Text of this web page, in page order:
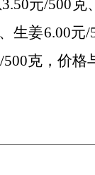
3.50元/500克
生姜6.00元/
克， 价格